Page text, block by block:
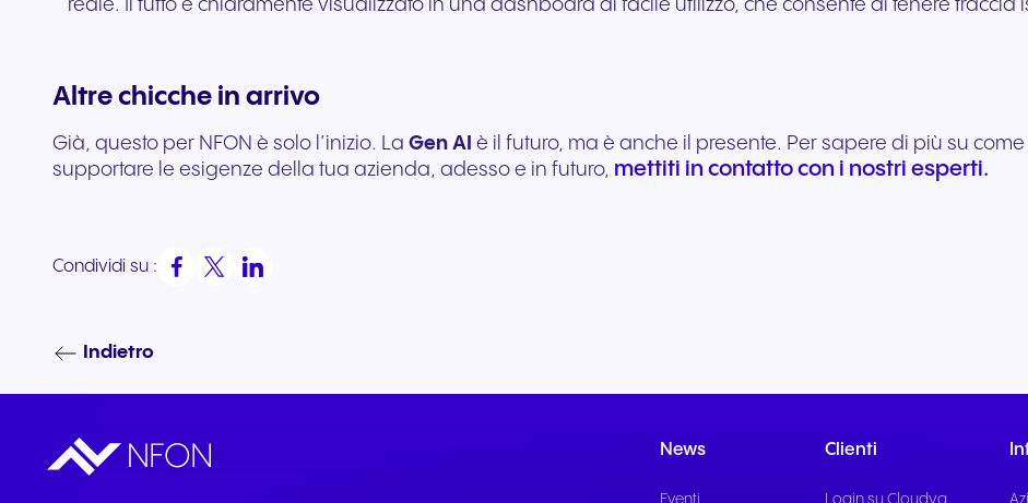
reale. Il tutto è chiaramente visualizzato in una dashboard di facile utilizzo, che consente di tenere
Altre chicche in arrivo
Già, questo per NFON è solo l’inizio. La Gen AI è il futuro, ma è anche il presente. Per sapere di più su
supportare le esigenze della tua azienda, adesso e in futuro, mettiti in contatto con i nostri esperti.
Condividi su :
Indietro
News
Eventi
Clienti
Login su Cloudya